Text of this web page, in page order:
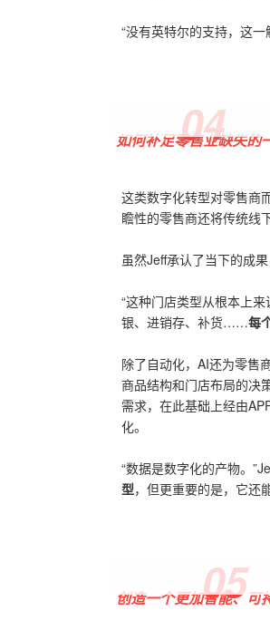
“没有英特尔的支持，这一
04
如何补足零售业缺失的
这类数字化转型对零售商
瞻性的零售商还将传统线
虽然Jeff承认了当下的成
“这种门店类型从根本上
银、进销存、补货……每
除了自动化，AI还为零售
商品结构和门店布局的决
需求，在此基础上经由
化。
“数据是数字化的产物。
型，但更重要的是，它还
05
创造一个更加智能、可